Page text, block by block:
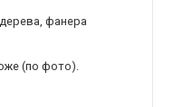
фанера
(по фото).